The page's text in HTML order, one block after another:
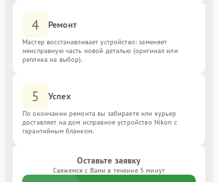
4 Ремонт
Мастер восстанавливает устройство: заменяет
неисправную часть новой деталью (оригинал или
реплика на выбор).
5 Успех
По окончании ремонта вы забираете или курьер
доставляет на дом исправное устройство Nikon с
гарантийным бланком.
Оставьте заявку
Свяжемся с Вами в течение 5 минут